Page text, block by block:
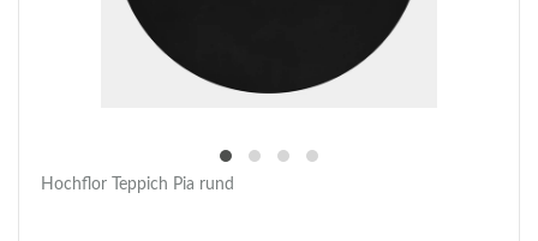
Hochflor Teppich Pia rund